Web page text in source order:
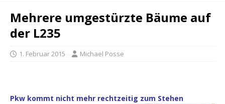
Mehrere umgestürzte Bäume auf
der L235
1. Februar 2015 Michael Posse
Pkw kommt nicht mehr rechtzeitig zum Stehen